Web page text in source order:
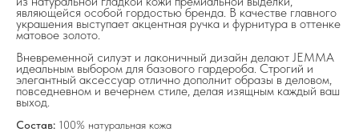
являющейся особой гордостью бренда. В качестве главного
украшения выступает акцентная ручка и фурнитура в оттенке
матовое золото.
Вневременной силуэт и лаконичный дизайн делают JEMMA
идеальным выбором для базового гардероба. Строгий и
элегантный аксессуар отлично дополнит образы в деловом,
повседневном и вечернем стиле, делая изящным каждый ваш
выход.
Состав: 100% натуральная кожа
Разделы сайта
info@frwl.store
+7 919 690-30-30